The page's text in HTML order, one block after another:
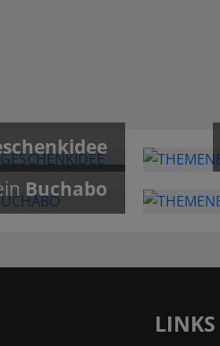
Buchabo
LINKS